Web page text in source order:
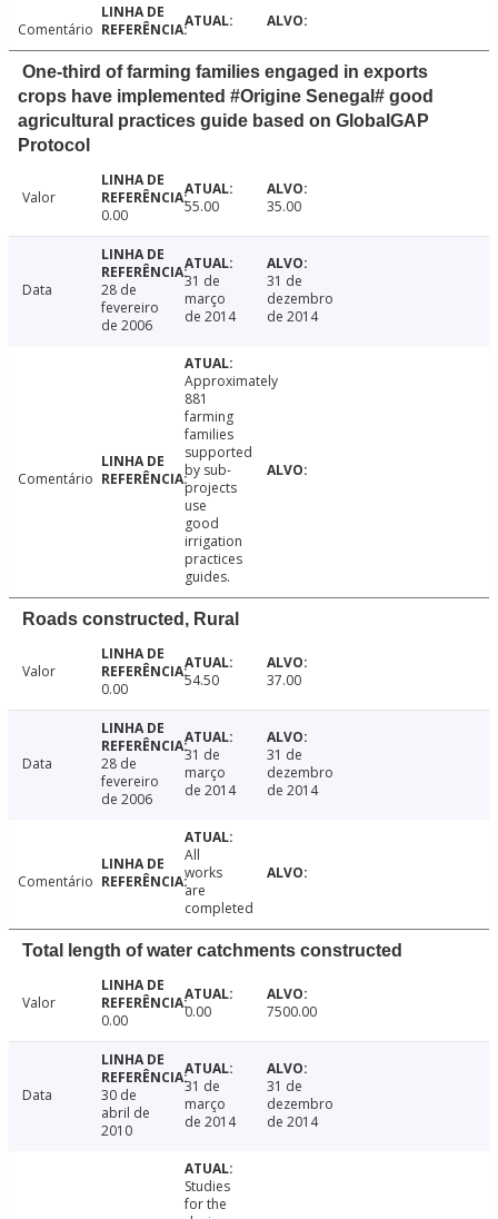
Comentário
One-third of farming families engaged in exports
crops have implemented #Origine Senegal# good
agricultural practices guide based on GlobalGAP
Protocol
Valor
0.00
55.00 35.00
Data
28 de
fevereiro
de 2006
31 de
março
de 2014
31 de
dezembro
de 2014
Comentário
Approximately
881
farming
families
supported
by sub-
projects
use
good
irrigation
practices
guides.
Roads constructed, Rural
Valor
0.00
54.50 37.00
Data
28 de
fevereiro
de 2006
31 de
março
de 2014
31 de
dezembro
de 2014
Comentário
All
works
are
completed
Total length of water catchments constructed
Valor
0.00
0.00 7500.00
Data
30 de
abril de
2010
31 de
março
de 2014
31 de
dezembro
de 2014
Studies
for the